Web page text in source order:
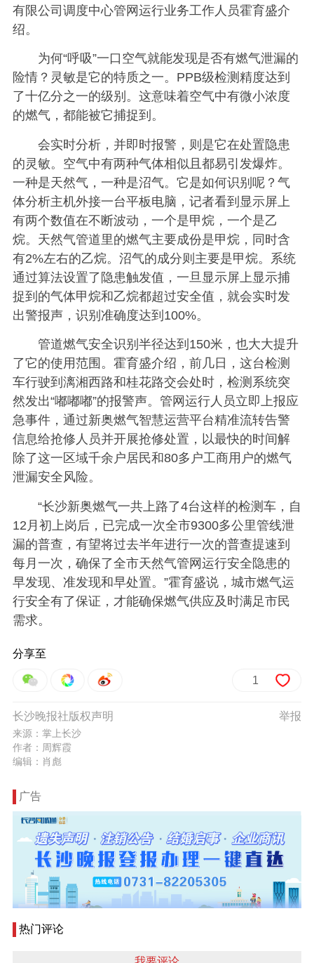
有限公司调度中心管网运行业务工作人员霍育盛介
绍。
为何“呼吸”一口空气就能发现是否有燃气泄漏的
险情？灵敏是它的特质之一。PPB级检测精度达到
了十亿分之一的级别。这意味着空气中有微小浓度
的燃气，都能被它捕捉到。
会实时分析，并即时报警，则是它在处置隐患
的灵敏。空气中有两种气体相似且都易引发爆炸。
一种是天然气，一种是沼气。它是如何识别呢？气
体分析主机外接一台平板电脑，记者看到显示屏上
有两个数值在不断波动，一个是甲烷，一个是乙
烷。天然气管道里的燃气主要成份是甲烷，同时含
有2%左右的乙烷。沼气的成分则主要是甲烷。系统
通过算法设置了隐患触发值，一旦显示屏上显示捕
捉到的气体甲烷和乙烷都超过安全值，就会实时发
出警报声，识别准确度达到100%。
管道燃气安全识别半径达到150米，也大大提升
了它的使用范围。霍育盛介绍，前几日，这台检测
车行驶到漓湘西路和桂花路交会处时，检测系统突
然发出“嘟嘟嘟”的报警声。管网运行人员立即上报应
急事件，通过新奥燃气智慧运营平台精准流转告警
信息给抢修人员并开展抢修处置，以最快的时间解
除了这一区域千余户居民和80多户工商用户的燃气
泄漏安全风险。
“长沙新奥燃气一共上路了4台这样的检测车，自
12月初上岗后，已完成一次全市9300多公里管线泄
漏的普查，有望将过去半年进行一次的普查提速到
每月一次，确保了全市天然气管网运行安全隐患的
早发现、准发现和早处置。”霍育盛说，城市燃气运
行安全有了保证，才能确保燃气供应及时满足市民
需求。
分享至
1
举报
长沙晚报社版权声明
来源：掌上长沙
作者：周辉霞
编辑：肖彪
广告
热门评论